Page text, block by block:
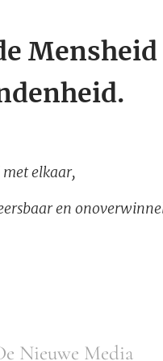
Mensheid
elkaar,
en
Nieuwe Media